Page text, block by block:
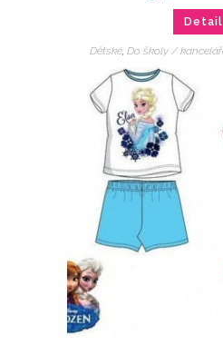
Detail
Dětské Do školy /